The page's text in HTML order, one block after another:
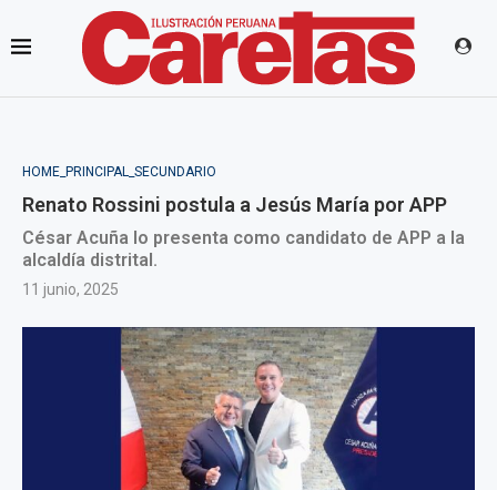
HOME_PRINCIPAL_SECUNDARIO
Renato Rossini postula a Jesús María por APP
César Acuña lo presenta como candidato de APP a la
alcaldía distrital.
11 junio, 2025